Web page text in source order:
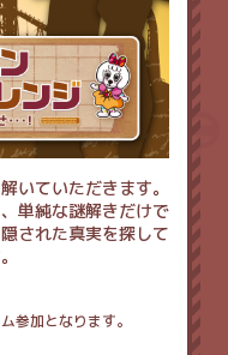
いていただきます。
単純な謎解きだけで
された真実を探して
参加となります。